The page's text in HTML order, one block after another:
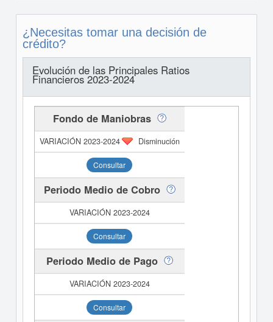
¿Necesitas tomar una decisión de
crédito?
Evolución de las Principales Ratios
Financieros 2023-2024
Fondo de Maniobras
Disminución
Consultar
Periodo Medio de Cobro
Consultar
Periodo Medio de Pago
Consultar